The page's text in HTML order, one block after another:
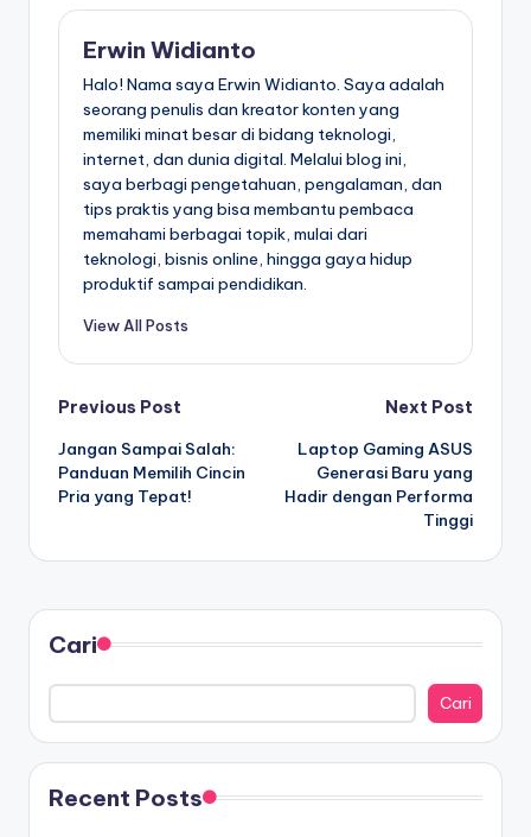
Erwin Widianto
Halo! Nama saya Erwin Widianto. Saya adalah
seorang penulis dan kreator konten yang
memiliki minat besar di bidang teknologi,
internet, dan dunia digital. Melalui blog ini,
saya berbagi pengetahuan, pengalaman, dan
tips praktis yang bisa membantu pembaca
memahami berbagai topik, mulai dari
teknologi, bisnis online, hingga gaya hidup
produktif sampai pendidikan.
View All Posts
Post
navigation
Previous Post
Jangan Sampai Salah:
Panduan Memilih Cincin
Pria yang Tepat!
Next Post
Laptop Gaming ASUS
Generasi Baru yang
Hadir dengan Performa
Tinggi
Cari
Cari
Recent Posts